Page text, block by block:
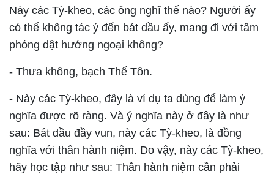
Này các Tỳ-kheo, các ông nghĩ thế nào? Người ấy
có thể không tác ý đến bát dầu ấy, mang đi với tâm
phóng dật hướng ngoại không?
- Thưa không, bạch Thế Tôn.
- Này các Tỳ-kheo, đây là ví dụ ta dùng để làm ý
nghĩa được rõ ràng. Và ý nghĩa này ở đây là như
sau: Bát dầu đầy vun, này các Tỳ-kheo, là đồng
nghĩa với thân hành niệm. Do vậy, này các Tỳ-kheo,
hãy học tập như sau: Thân hành niệm cần phải